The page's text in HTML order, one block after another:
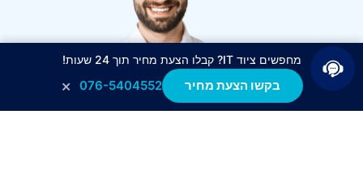
מחפשים ציוד IT? קבלו הצעת מחיר תוך 24 שעות!
בקשו הצעת מחיר 076-5404552
×